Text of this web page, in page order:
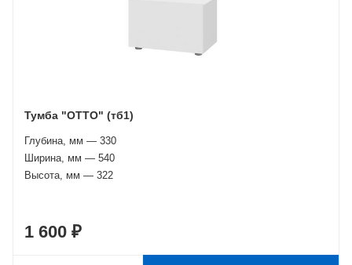
Тумба "ОТТО" (тб1)
Глубина, мм — 330
Ширина, мм — 540
Высота, мм — 322
1 600 ₽